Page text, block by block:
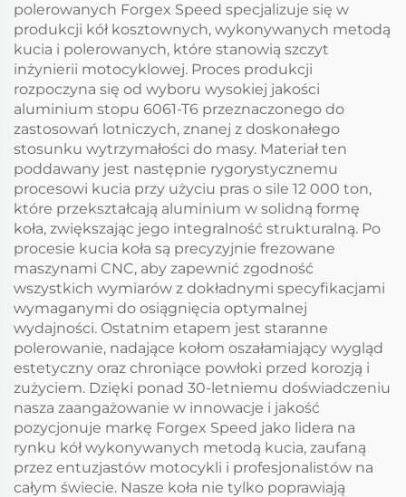
polerowanych Forgex Speed specjalizuje się w
produkcji kół kosztownych, wykonywanych metodą
kucia i polerowanych, które stanowią szczyt
inżynierii motocyklowej. Proces produkcji
rozpoczyna się od wyboru wysokiej jakości
aluminium stopu 6061-T6 przeznaczonego do
zastosowań lotniczych, znanej z doskonałego
stosunku wytrzymałości do masy. Materiał ten
poddawany jest następnie rygorystycznemu
procesowi kucia przy użyciu pras o sile 12 000 ton,
które przekształcają aluminium w solidną formę
koła, zwiększając jego integralność strukturalną. Po
procesie kucia koła są precyzyjnie frezowane
maszynami CNC, aby zapewnić zgodność
wszystkich wymiarów z dokładnymi specyfikacjami
wymaganymi do osiągnięcia optymalnej
wydajności. Ostatnim etapem jest staranne
polerowanie, nadające kołom oszałamiający wygląd
estetyczny oraz chroniące powłoki przed korozją i
zużyciem. Dzięki ponad 30-letniemu doświadczeniu
nasza zaangażowanie w innowacje i jakość
pozycjonuje markę Forgex Speed jako lidera na
rynku kół wykonywanych metodą kucia, zaufaną
przez entuzjastów motocykli i profesjonalistów na
całym świecie. Nasze koła nie tylko poprawiają